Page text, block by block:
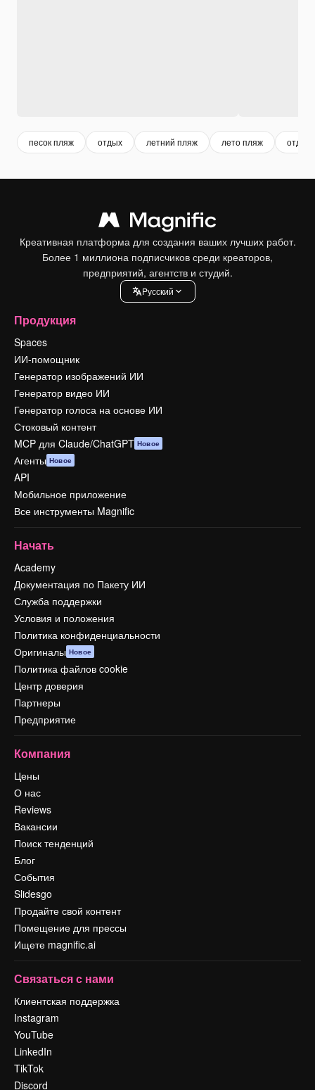
песок пляж отдых летний пляж лето пляж
Креативная платформа для создания ваших лучших работ.
Более 1 миллиона подписчиков среди креаторов,
предприятий, агентств и студий.
Pусский
Продукция
Spaces
ИИ-помощник
Генератор изображений ИИ
Генератор видео ИИ
Генератор голоса на основе ИИ
Стоковый контент
MCP для Claude/ChatGPT Новое
Агенты Новое
API
Мобильное приложение
Все инструменты Magnific
Начать
Academy
Документация по Пакету ИИ
Служба поддержки
Условия и положения
Политика конфиденциальности
Оригиналы Новое
Политика файлов cookie
Центр доверия
Партнеры
Предприятие
Компания
Цены
О нас
Reviews
Вакансии
Поиск тенденций
Блог
События
Slidesgo
Продайте свой контент
Помещение для прессы
Ищете magnific.ai
Связаться с нами
Клиентская поддержка
Instagram
YouTube
LinkedIn
TikTok
Discord